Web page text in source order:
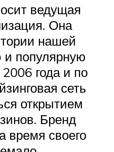
ведущая
Она
нашей
и популярную
года и по
сеть
открытием
Бренд
время своего